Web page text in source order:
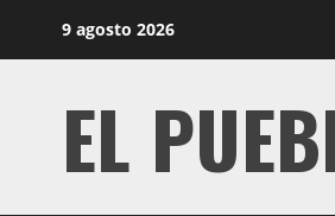
9 agosto 2026
EL